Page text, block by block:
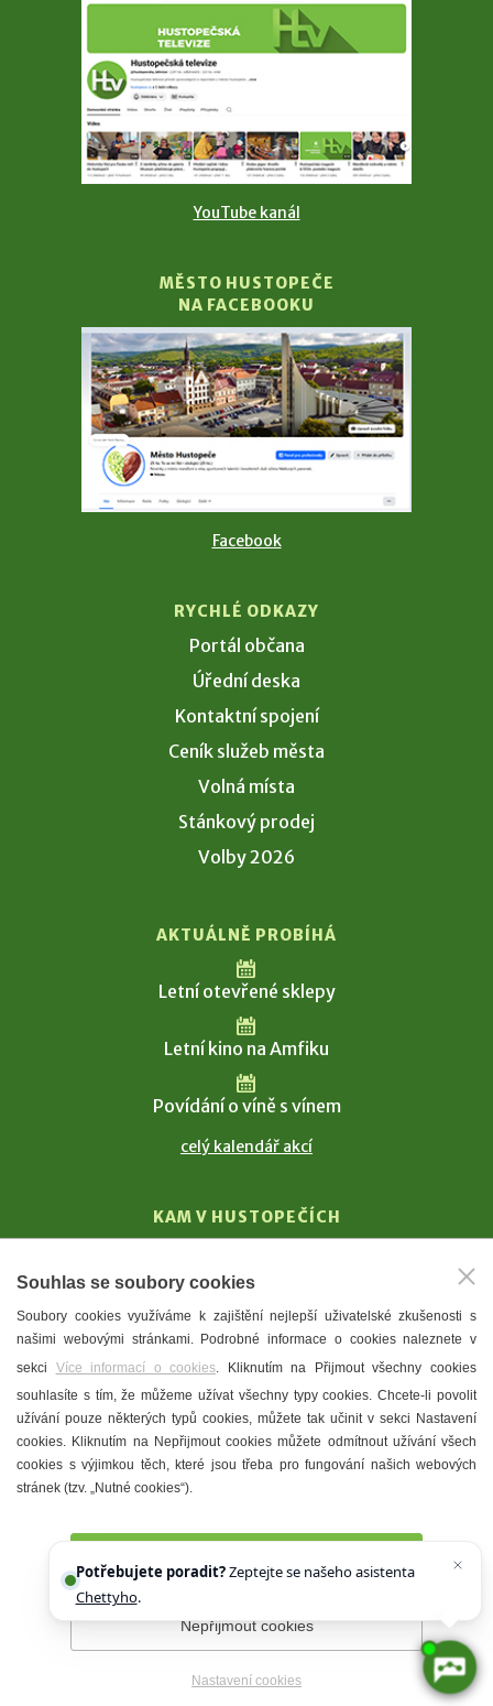
YouTube kanál
MĚSTO HUSTOPEČE
NA FACEBOOKU
Facebook
RYCHLÉ ODKAZY
Portál občana
Úřední deska
Kontaktní spojení
Ceník služeb města
Volná místa
Stánkový prodej
Volby 2026
AKTUÁLNĚ PROBÍHÁ
Letní otevřené sklepy
Letní kino na Amfiku
Povídání o víně s vínem
celý kalendář akcí
KAM V HUSTOPEČÍCH
T. G. Masaryk
Mandloně
Ubytování
Restaurace
Městské muzeum a galerie
Denní meníčka
Prohlášení o přístupnosti Správce webu
2026 © Město
Souhlas se soubory cookies
Soubory cookies využíváme k zajištění nejlepší uživatelské zkušenosti s
našimi webovými stránkami. Podrobné informace o cookies naleznete v
sekci Více informací o cookies. Kliknutím na Přijmout všechny cookies
souhlasíte s tím, že můžeme užívat všechny typy cookies. Chcete-li povolit
užívání pouze některých typů cookies, můžete tak učinit v sekci Nastavení
cookies. Kliknutím na Nepřijmout cookies můžete odmítnout užívání všech
cookies s výjimkou těch, které jsou třeba pro fungování našich webových
stránek (tzv. „Nutné cookies“).
Nepřijmout cookies
Nastavení cookies
Potřebujete poradit?Zeptejte se našeho asistenta
Chettyho.